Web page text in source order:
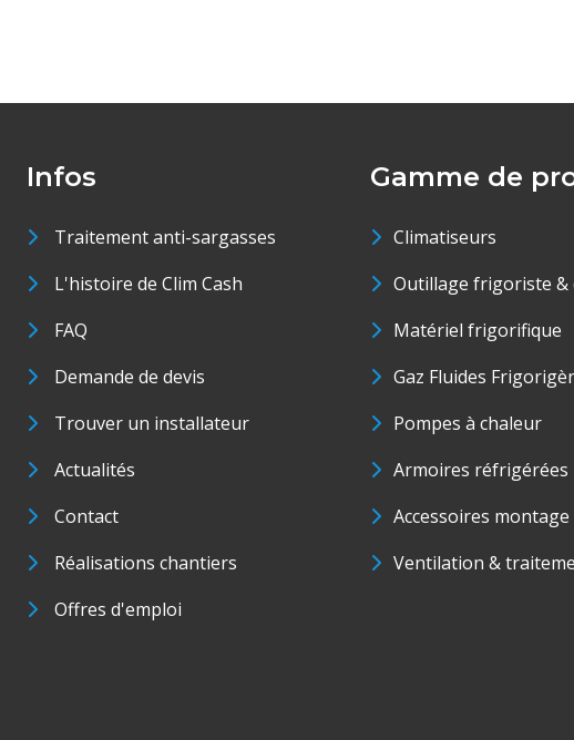
Infos
Traitement anti-sargasses
L'histoire de Clim Cash
FAQ
Demande de devis
Trouver un installateur
Actualités
Contact
Réalisations chantiers
Offres d'emploi
Gamme de
Climatiseurs
Outillage frigoriste &
Matériel frigorifique
Gaz Fluides
Pompes à chaleur
Armoires réfrigérées
Accessoires
Ventilation &